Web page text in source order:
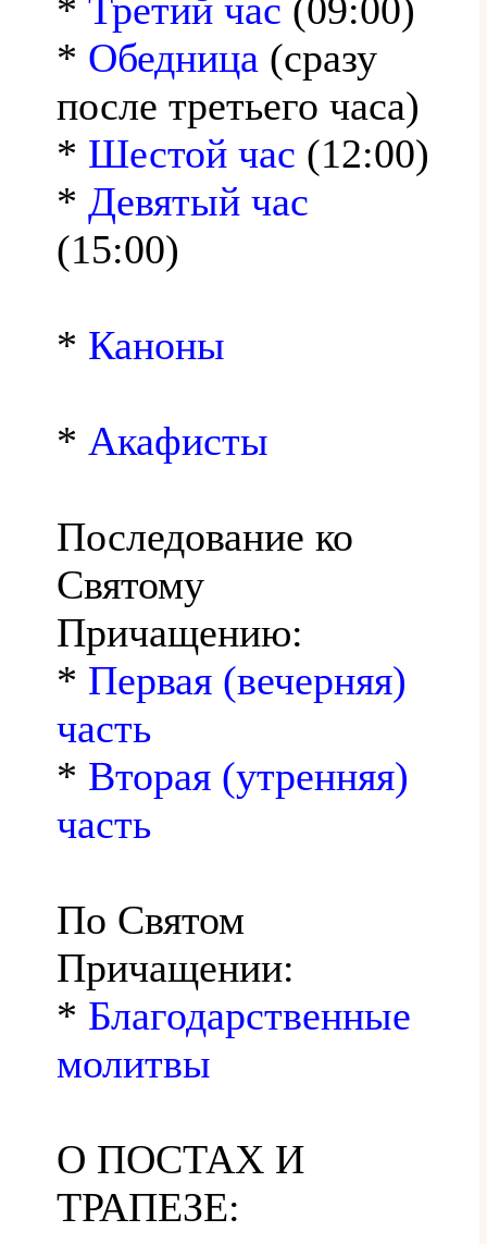
* Третий час (09:00)
* Обедница (сразу
после третьего часа)
* Шестой час (12:00)
* Девятый час
(15:00)
* Каноны
* Акафисты
Последование ко
Святому
Причащению:
* Первая (вечерняя)
часть
* Вторая (утренняя)
часть
По Святом
Причащении:
* Благодарственные
молитвы
О ПОСТАХ И
ТРАПЕЗЕ: